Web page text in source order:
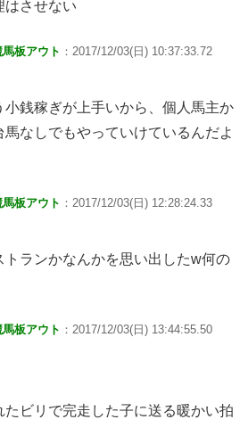
はさせない
板アウト ：2017/12/03(日) 10:37:33.72
銭稼ぎが上手いから、個人馬主か
なしでもやっていけているんだよ
板アウト ：2017/12/03(日) 12:28:24.33
トランかなんかを思い出したw何の
板アウト ：2017/12/03(日) 13:44:55.50
ビリで完走した子に送る暖かい拍